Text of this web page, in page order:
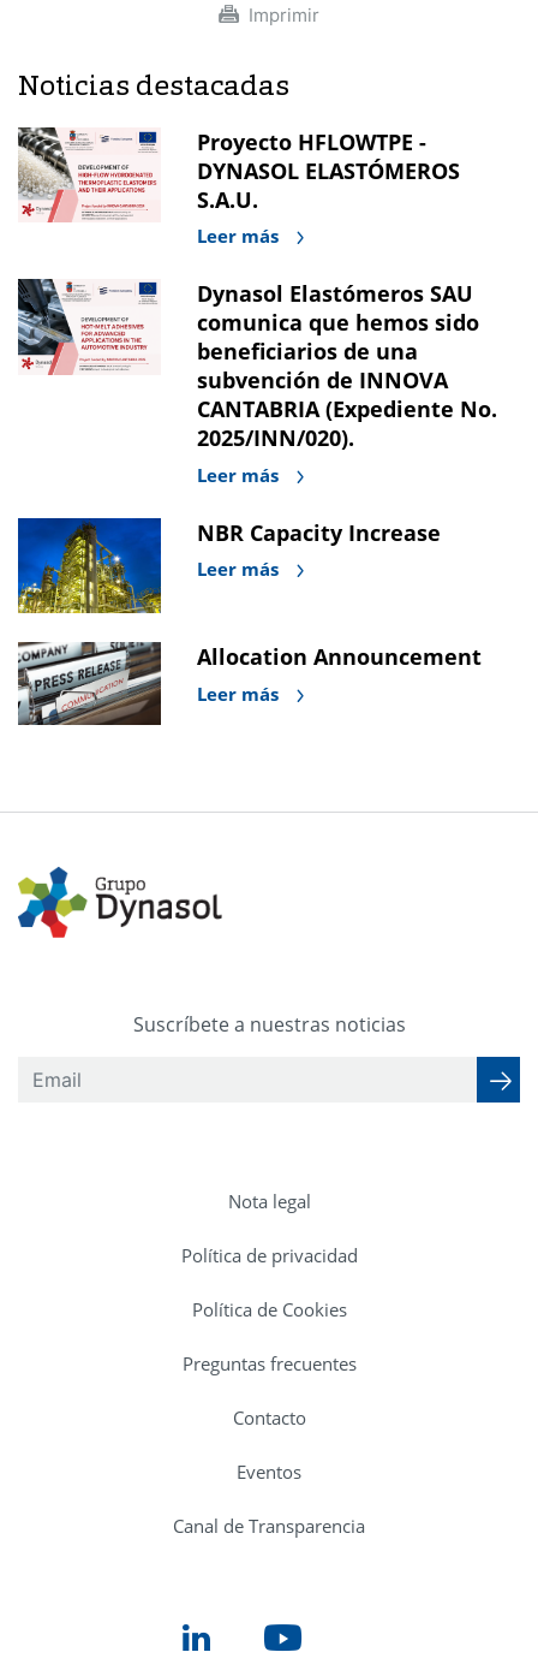
Imprimir
Noticias destacadas
Proyecto HFLOWTPE -
DYNASOL ELASTÓMEROS
S.A.U.
Leer más
Dynasol Elastómeros SAU
comunica que hemos sido
beneficiarios de una
subvención de INNOVA
CANTABRIA (Expediente No.
2025/INN/020).
Leer más
NBR Capacity Increase
Leer más
Allocation Announcement
Leer más
Suscríbete a nuestras noticias
Nota legal
Política de privacidad
Política de Cookies
Preguntas frecuentes
Contacto
Eventos
Canal de Transparencia